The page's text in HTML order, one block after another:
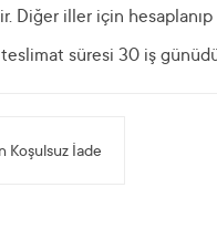
Diğer iller için
süresi 30 iş
Koşulsuz İade